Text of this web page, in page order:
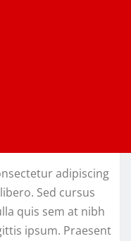
adipiscing
Sed cursus
quis sem at nibh
ipsum. Praesent